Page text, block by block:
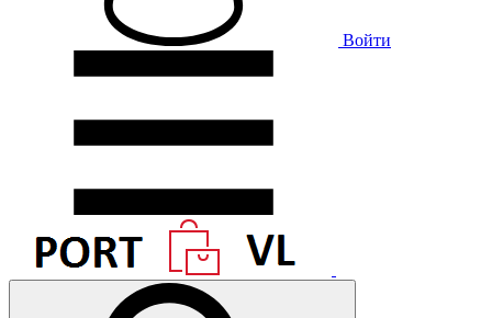
Войти